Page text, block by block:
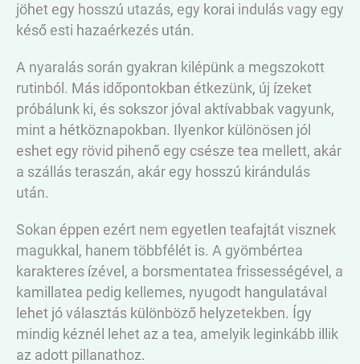
jöhet egy hosszú utazás, egy korai indulás vagy egy
késő esti hazaérkezés után.
A nyaralás során gyakran kilépünk a megszokott
rutinból. Más időpontokban étkezünk, új ízeket
próbálunk ki, és sokszor jóval aktívabbak vagyunk,
mint a hétköznapokban. Ilyenkor különösen jól
eshet egy rövid pihenő egy csésze tea mellett, akár
a szállás teraszán, akár egy hosszú kirándulás
után.
Sokan éppen ezért nem egyetlen teafajtát visznek
magukkal, hanem többfélét is. A gyömbértea
karakteres ízével, a borsmentatea frissességével, a
kamillatea pedig kellemes, nyugodt hangulatával
lehet jó választás különböző helyzetekben. Így
mindig kéznél lehet az a tea, amelyik leginkább illik
az adott pillanathoz.